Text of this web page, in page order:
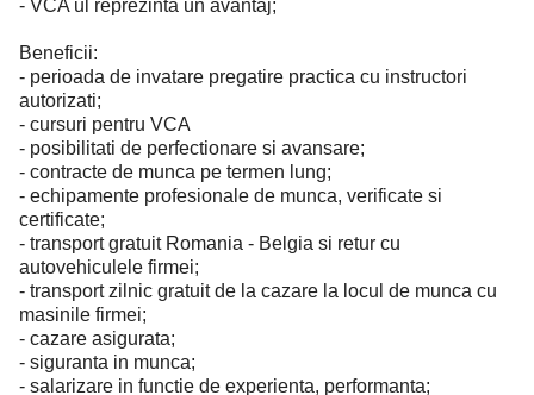
- VCA ul reprezinta un avantaj;
Beneficii:
- perioada de invatare pregatire practica cu instructori
autorizati;
- cursuri pentru VCA
- posibilitati de perfectionare si avansare;
- contracte de munca pe termen lung;
- echipamente profesionale de munca, verificate si
certificate;
- transport gratuit Romania - Belgia si retur cu
autovehiculele firmei;
- transport zilnic gratuit de la cazare la locul de munca cu
masinile firmei;
- cazare asigurata;
- siguranta in munca;
- salarizare in functie de experienta, performanta;